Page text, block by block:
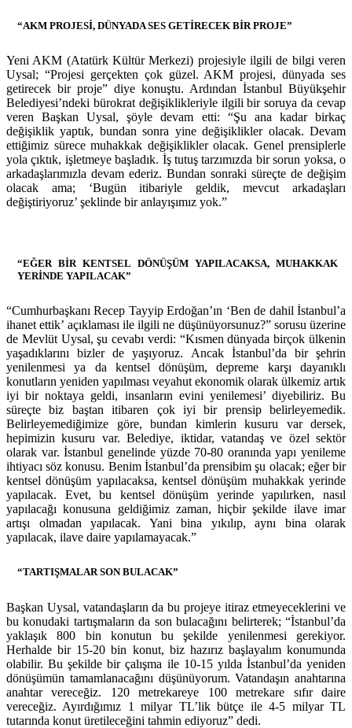
“AKM PROJESİ, DÜNYADA SES GETİRECEK BİR PROJE”
Yeni AKM (Atatürk Kültür Merkezi) projesiyle ilgili de bilgi veren
Uysal; “Projesi gerçekten çok güzel. AKM projesi, dünyada ses
getirecek bir proje” diye konuştu. Ardından İstanbul Büyükşehir
Belediyesi’ndeki bürokrat değişiklikleriyle ilgili bir soruya da cevap
veren Başkan Uysal, şöyle devam etti: “Şu ana kadar birkaç
değişiklik yaptık, bundan sonra yine değişiklikler olacak. Devam
ettiğimiz sürece muhakkak değişiklikler olacak. Genel prensiplerle
yola çıktık, işletmeye başladık. İş tutuş tarzımızda bir sorun yoksa, o
arkadaşlarımızla devam ederiz. Bundan sonraki süreçte de değişim
olacak ama; ‘Bugün itibariyle geldik, mevcut arkadaşları
değiştiriyoruz’ şeklinde bir anlayışımız yok.”
“EĞER BİR KENTSEL DÖNÜŞÜM YAPILACAKSA, MUHAKKAK
YERİNDE YAPILACAK”
“Cumhurbaşkanı Recep Tayyip Erdoğan’ın ‘Ben de dahil İstanbul’a
ihanet ettik’ açıklaması ile ilgili ne düşünüyorsunuz?” sorusu üzerine
de Mevlüt Uysal, şu cevabı verdi: “Kısmen dünyada birçok ülkenin
yaşadıklarını bizler de yaşıyoruz. Ancak İstanbul’da bir şehrin
yenilenmesi ya da kentsel dönüşüm, depreme karşı dayanıklı
konutların yeniden yapılması veyahut ekonomik olarak ülkemiz artık
iyi bir noktaya geldi, insanların evini yenilemesi’ diyebiliriz. Bu
süreçte biz baştan itibaren çok iyi bir prensip belirleyemedik.
Belirleyemediğimize göre, bundan kimlerin kusuru var dersek,
hepimizin kusuru var. Belediye, iktidar, vatandaş ve özel sektör
olarak var. İstanbul genelinde yüzde 70-80 oranında yapı yenileme
ihtiyacı söz konusu. Benim İstanbul’da prensibim şu olacak; eğer bir
kentsel dönüşüm yapılacaksa, kentsel dönüşüm muhakkak yerinde
yapılacak. Evet, bu kentsel dönüşüm yerinde yapılırken, nasıl
yapılacağı konusuna geldiğimiz zaman, hiçbir şekilde ilave imar
artışı olmadan yapılacak. Yani bina yıkılıp, aynı bina olarak
yapılacak, ilave daire yapılamayacak.”
“TARTIŞMALAR SON BULACAK”
Başkan Uysal, vatandaşların da bu projeye itiraz etmeyeceklerini ve
bu konudaki tartışmaların da son bulacağını belirterek; “İstanbul’da
yaklaşık 800 bin konutun bu şekilde yenilenmesi gerekiyor.
Herhalde bir 15-20 bin konut, biz hazırız başlayalım konumunda
olabilir. Bu şekilde bir çalışma ile 10-15 yılda İstanbul’da yeniden
dönüşümün tamamlanacağını düşünüyorum. Vatandaşın anahtarına
anahtar vereceğiz. 120 metrekareye 100 metrekare sıfır daire
vereceğiz. Ayırdığımız 1 milyar TL’lik bütçe ile 4-5 milyar TL
tutarında konut üretileceğini tahmin ediyoruz” dedi.